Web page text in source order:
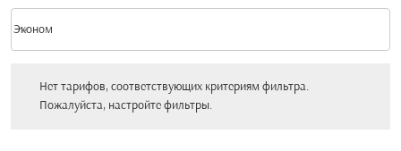
Класс option Эконом Selected
Эконом
keyboard_arrow_down
Нет тарифов, соответствующих критериям фильтра.
Пожалуйста, настройте фильтры.